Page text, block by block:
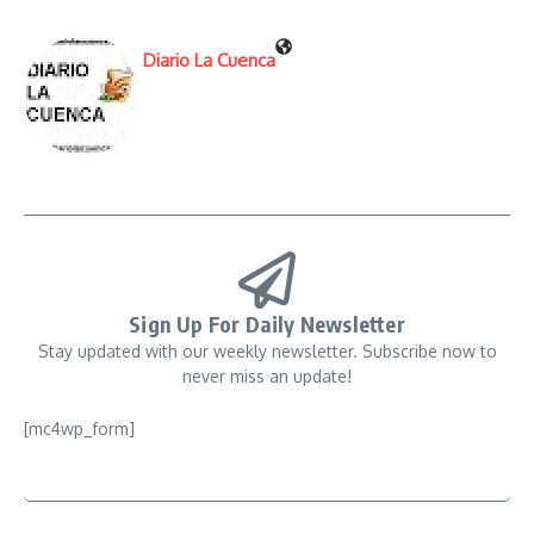
Diario La Cuenca
Sign Up For Daily Newsletter
Stay updated with our weekly newsletter. Subscribe now to
never miss an update!
[mc4wp_form]